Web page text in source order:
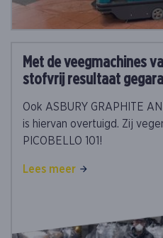
Met de veegmachines
stofvrij resultaat
Ook ASBURY GRAPHITE
is hiervan overtuigd. Zij
PICOBELLO 101!
Lees meer